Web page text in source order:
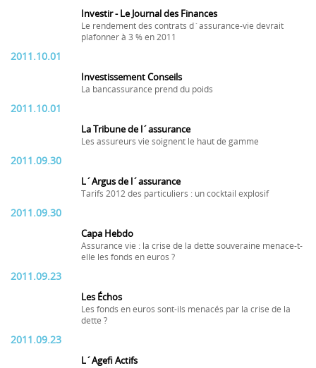
Investir - Le Journal des Finances
Le rendement des contrats d´assurance-vie devrait
plafonner à 3 % en 2011
2011.10.01
Investissement Conseils
La bancassurance prend du poids
2011.10.01
La Tribune de l´assurance
Les assureurs vie soignent le haut de gamme
2011.09.30
L´Argus de l´assurance
Tarifs 2012 des particuliers : un cocktail explosif
2011.09.30
Capa Hebdo
Assurance vie : la crise de la dette souveraine menace-t-
elle les fonds en euros ?
2011.09.23
Les Échos
Les fonds en euros sont-ils menacés par la crise de la
dette ?
2011.09.23
L´Agefi Actifs